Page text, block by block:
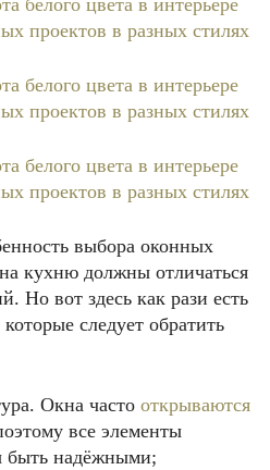
выбора оконных
кухню должны отличаться
Но вот здесь как рази есть
следует обратить
Окна часто открываются
все элементы
быть надёжными;